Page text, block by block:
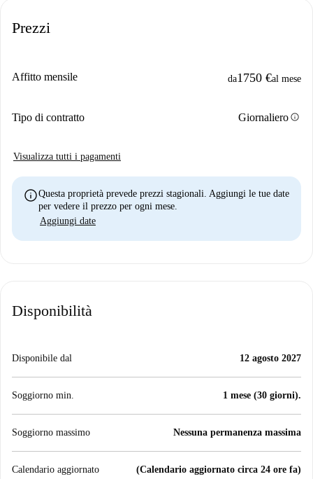
Prezzi
Affitto mensile da1750 €al mese
Tipo di contratto Giornalieroinfo
Visualizza tutti i pagamenti
infoQuesta proprietà prevede prezzi stagionali. Aggiungi le tue date
per vedere il prezzo per ogni mese.
Aggiungi date
Disponibilità
Disponibile dal 12 agosto 2027
Soggiorno min. 1 mese (30 giorni).
Soggiorno massimo Nessuna permanenza massima
Calendario aggiornato (Calendario aggiornato circa 24 ore fa)